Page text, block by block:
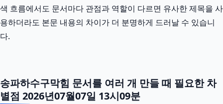
색 흐름에서도 문서마다 관점과 역할이 다르면 유사한 제목을 사
용하더라도 본문 내용의 차이가 더 분명하게 드러날 수 있습니
다.
송파하수구막힘 문서를 여러 개 만들 때 필요한 차
별점 2026년07월07일 13시09분